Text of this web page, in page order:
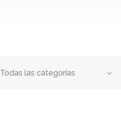
Todas las categorías